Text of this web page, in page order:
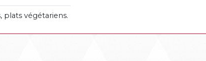
plats végétariens.